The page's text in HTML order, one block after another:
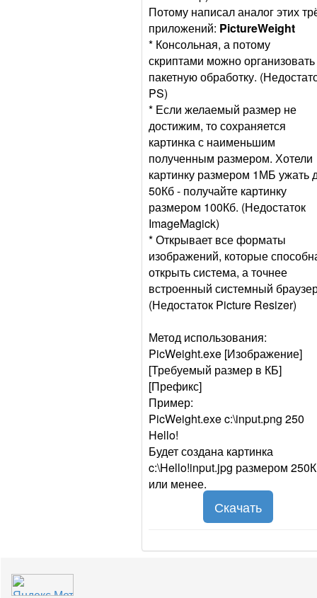
Потому написал аналог этих
приложений: PictureWeight
* Консольная, а потому
скриптами можно организовать
пакетную обработку.
PS)
* Если желаемый размер не
достижим, то сохраняется
картинка с наименьшим
полученным размером. Хотели
картинку размером 1МБ ужать
50Кб - получайте картинку
размером 100Кб. (Недостаток
ImageMagick)
* Открывает все форматы
изображений, которые
открыть система, а точнее
встроенный системный
(Недостаток Picture Resizer)
Метод использования:
PicWeight.exe [Изображение]
[Требуемый размер в КБ]
[Префикс]
Пример:
PicWeight.exe c:\input.png 250
Hello!
Будет создана картинка
c:\Hello!input.jpg размером
или менее.
Скачать